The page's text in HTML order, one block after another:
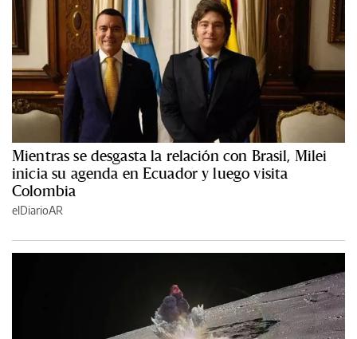
Mientras se desgasta la relación con Brasil, Milei
inicia su agenda en Ecuador y luego visita
Colombia
elDiarioAR